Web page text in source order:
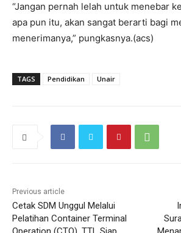
“Jangan pernah lelah untuk menebar
apa pun itu, akan sangat berarti bagi
menerimanya,” pungkasnya.(acs)
TAGS Pendidikan Unair
Previous article
Cetak SDM Unggul Melalui
Pelatihan Container Terminal